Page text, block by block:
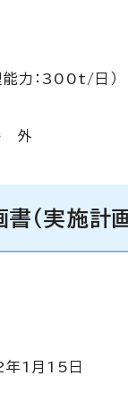
能力：300t/日）
外
（実施計
1月15日